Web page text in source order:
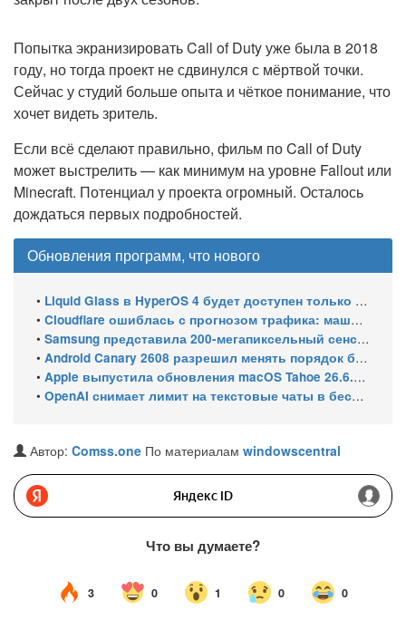
Попытка экранизировать Call of Duty уже была в 2018
году, но тогда проект не сдвинулся с мёртвой точки.
Сейчас у студий больше опыта и чёткое понимание, что
хочет видеть зритель.
Если всё сделают правильно, фильм по Call of Duty
может выстрелить — как минимум на уровне Fallout или
Minecraft. Потенциал у проекта огромный. Осталось
дождаться первых подробностей.
Обновления программ, что нового
• Liquid Glass в HyperOS 4 будет доступен только на флагманских чипсетах
• Cloudflare ошиблась с прогнозом трафика: машины обошли людей в мае 2026
• Samsung представила 200-мегапиксельный сенсор ISOCELL HPC с DeepPix
• Android Canary 2608 разрешил менять порядок блоков шторки
• Apple выпустила обновления macOS Tahoe 26.6.1, Sequoia 15.7.9 и Sonoma 14.8.9 для устранения уязвимости общего доступа к экрану
• OpenAI снимает лимит на текстовые чаты в бесплатном ChatGPT
Автор: Comss.one По материалам windowscentral